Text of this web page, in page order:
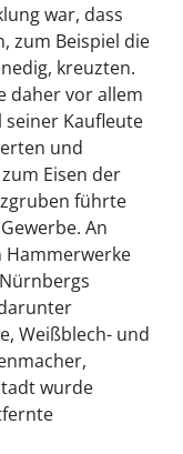
war, dass
zum Beispiel die
kreuzten.
daher vor allem
Kaufleute
und
Eisen der
führte
An
Hammerwerke
Weißblech- und
wurde